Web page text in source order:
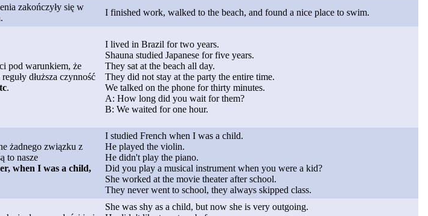
zakończyły się w
I finished work, walked to the beach, and found a nice place to swim.
pod warunkiem, że
dłuższa czynność
.
I lived in Brazil for two years.
Shauna studied Japanese for five years.
They sat at the beach all day.
They did not stay at the party the entire time.
We talked on the phone for thirty minutes.
A: How long did you wait for them?
B: We waited for one hour.
żadnego związku z
to nasze
when I was a child,
I studied French when I was a child.
He played the violin.
He didn't play the piano.
Did you play a musical instrument when you were a kid?
She worked at the movie theater after school.
They never went to school, they always skipped class.
She was shy as a child, but now she is very outgoing.